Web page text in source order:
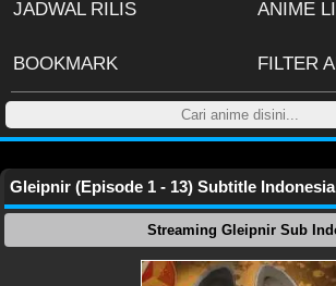
JADWAL RILIS ANIME
BOOKMARK FILTER
Gleipnir (Episode 1 - 13) Subtitle Indonesia
Streaming Gleipnir Sub